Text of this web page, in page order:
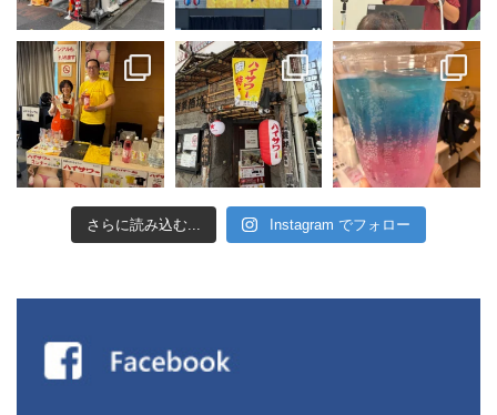
さらに読み込む... Instagram でフォロー